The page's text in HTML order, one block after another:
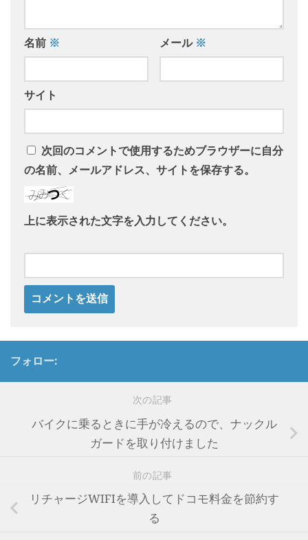
名前 ※ メール ※
サイト
次回のコメントで使用するためブラウザーに自分
の名前、メールアドレス、サイトを保存する。
上に表示された文字を入力してください。
フォロー:
次の記事
バイクに乗るときに手が冷えるので、ナックル
ガードを取り付けました
前の記事
リチャージWIFIを導入してドコモ料金を節約す
る